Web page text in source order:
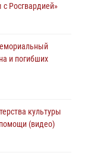
который
дежурной
Росгвардией»
и погибших
культуры
(видео)